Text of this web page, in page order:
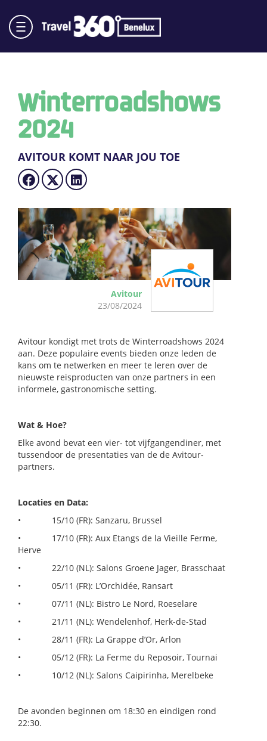
Winterroadshows
2024
AVITOUR KOMT NAAR JOU TOE
Avitour
23/08/2024
Avitour kondigt met trots de Winterroadshows 2024
aan. Deze populaire events bieden onze leden de
kans om te netwerken en meer te leren over de
nieuwste reisproducten van onze partners in een
informele, gastronomische setting.
Wat & Hoe?
Elke avond bevat een vier- tot vijfgangendiner, met
tussendoor de presentaties van de de Avitour-
partners.
Locaties en Data:
•
15/10 (FR): Sanzaru, Brussel
•
17/10 (FR): Aux Etangs de la Vieille Ferme,
Herve
•
22/10 (NL): Salons Groene Jager, Brasschaat
•
05/11 (FR): L’Orchidée, Ransart
•
07/11 (NL): Bistro Le Nord, Roeselare
•
21/11 (NL): Wendelenhof, Herk-de-Stad
•
28/11 (FR): La Grappe d’Or, Arlon
•
05/12 (FR): La Ferme du Reposoir, Tournai
•
10/12 (NL): Salons Caipirinha, Merelbeke
De avonden beginnen om 18:30 en eindigen rond
22:30.